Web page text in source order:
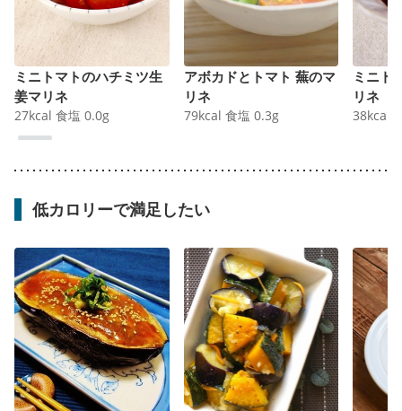
ミニトマトのハチミツ生
姜マリネ
27kcal 食塩 0.0g
アボカドとトマト 蕪のマ
リネ
79kcal 食塩 0.3g
ミニト
リネ
38kcal
低カロリーで満足したい